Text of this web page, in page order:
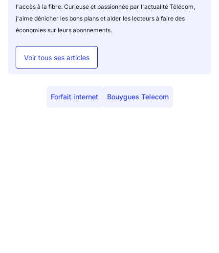
l'accès à la fibre. Curieuse et passionnée par l'actualité Télécom,
j'aime dénicher les bons plans et aider les lecteurs à faire des
économies sur leurs abonnements.
Voir tous ses articles
Forfait internet Bouygues Telecom